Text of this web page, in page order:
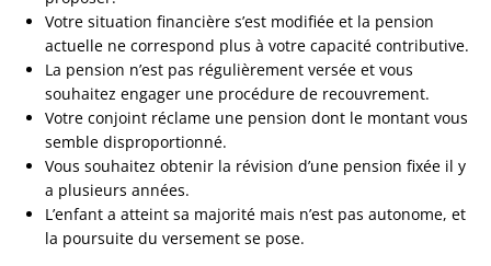
Votre situation financière s’est modifiée et la pension
actuelle ne correspond plus à votre capacité contributive.
La pension n’est pas régulièrement versée et vous
souhaitez engager une procédure de recouvrement.
Votre conjoint réclame une pension dont le montant vous
semble disproportionné.
Vous souhaitez obtenir la révision d’une pension fixée il y
a plusieurs années.
L’enfant a atteint sa majorité mais n’est pas autonome, et
la poursuite du versement se pose.